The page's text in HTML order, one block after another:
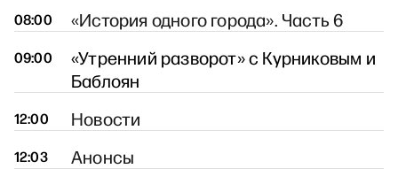
08:00 «История одного города». Часть 6
09:00
«Утренний разворот» с Курниковым и
Баблоян
12:00 Новости
12:03 Анонсы